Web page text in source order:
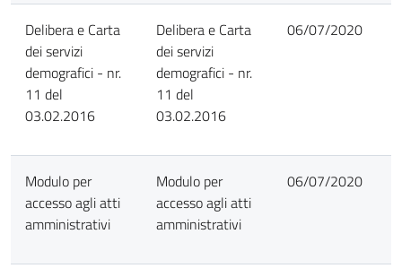
Delibera e Carta
dei servizi
demografici - nr.
11 del
03.02.2016
Delibera e Carta
dei servizi
demografici - nr.
11 del
03.02.2016
06/07/2020
Modulo per
accesso agli atti
amministrativi
Modulo per
accesso agli atti
amministrativi
06/07/2020